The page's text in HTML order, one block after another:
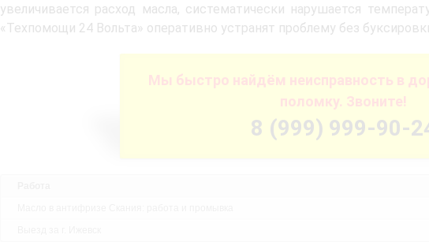
увеличивается расход масла, систематически нарушается
«Техпомощи 24 Вольта» оперативно устранят проблему без
Мы быстро найдём неисправность в
поломку. Звоните!
8 (999) 999-90-